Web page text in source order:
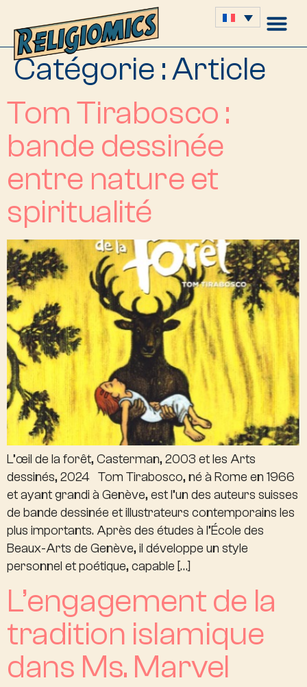
Catégorie :Article
Tom Tirabosco :
bande dessinée
entre nature et
spiritualité
L’œil de la forêt, Casterman, 2003 et les Arts
dessinés, 2024 Tom Tirabosco, né à Rome en 1966
et ayant grandi à Genève, est l’un des auteurs suisses
de bande dessinée et illustrateurs contemporains les
plus importants. Après des études à l’École des
Beaux-Arts de Genève, il développe un style
personnel et poétique, capable […]
L’engagement de la
tradition islamique
dans Ms. Marvel